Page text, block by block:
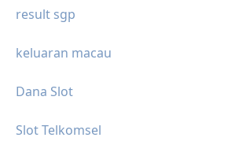
result sgp
keluaran macau
Dana Slot
Slot Telkomsel